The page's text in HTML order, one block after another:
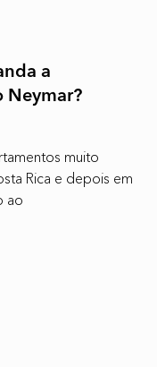
a
Neymar?
muito
Rica e depois em
ao